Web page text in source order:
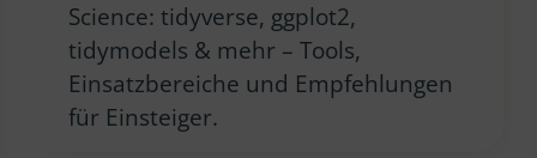
Science: tidyverse, ggplot2,
tidymodels & mehr – Tools,
Einsatzbereiche und Empfehlungen
für Einsteiger.